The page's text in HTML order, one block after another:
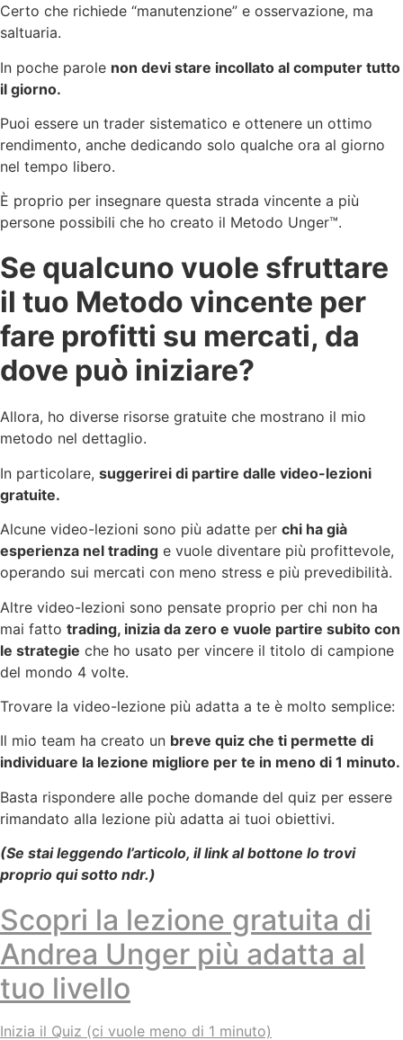
Certo che richiede “manutenzione” e osservazione, ma
saltuaria.
In poche parole non devi stare incollato al computer tutto
il giorno.
Puoi essere un trader sistematico e ottenere un ottimo
rendimento, anche dedicando solo qualche ora al giorno
nel tempo libero.
È proprio per insegnare questa strada vincente a più
persone possibili che ho creato il Metodo Unger™.
Se qualcuno vuole sfruttare
il tuo Metodo vincente per
fare profitti su mercati, da
dove può iniziare?
Allora, ho diverse risorse gratuite che mostrano il mio
metodo nel dettaglio.
In particolare, suggerirei di partire dalle video-lezioni
gratuite.
Alcune video-lezioni sono più adatte per chi ha già
esperienza nel trading e vuole diventare più profittevole,
operando sui mercati con meno stress e più prevedibilità.
Altre video-lezioni sono pensate proprio per chi non ha
mai fatto trading, inizia da zero e vuole partire subito con
le strategie che ho usato per vincere il titolo di campione
del mondo 4 volte.
Trovare la video-lezione più adatta a te è molto semplice:
Il mio team ha creato un breve quiz che ti permette di
individuare la lezione migliore per te in meno di 1 minuto.
Basta rispondere alle poche domande del quiz per essere
rimandato alla lezione più adatta ai tuoi obiettivi.
(Se stai leggendo l’articolo, il link al bottone lo trovi
proprio qui sotto ndr.)
Scopri la lezione gratuita di
Andrea Unger più adatta al
tuo livello
Inizia il Quiz (ci vuole meno di 1 minuto)